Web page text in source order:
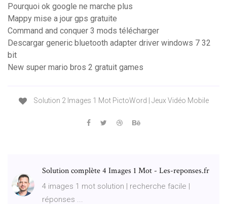
Pourquoi ok google ne marche plus
Mappy mise a jour gps gratuite
Command and conquer 3 mods télécharger
Descargar generic bluetooth adapter driver windows 7 32
bit
New super mario bros 2 gratuit games
Solution 2 Images 1 Mot PictoWord | Jeux Vidéo Mobile
Solution complète 4 Images 1 Mot - Les-reponses.fr
4 images 1 mot solution | recherche facile |
réponses ...